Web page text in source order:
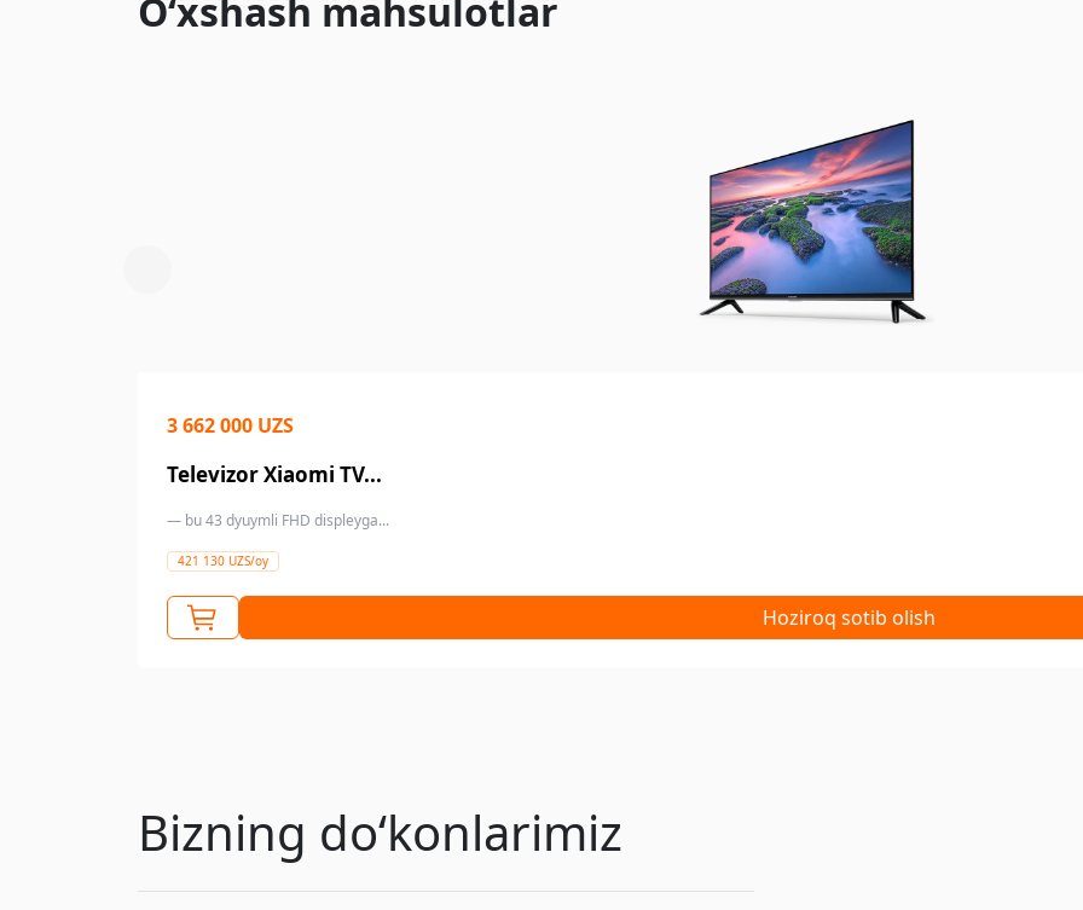
O‘xshash mahsulotlar
3 662 000 UZS
Televizor Xiaomi TV...
— bu 43 dyuymli FHD displeyga...
421 130 UZS/oy
Hoziroq sotib olish
Bizning doʻkonlarimiz